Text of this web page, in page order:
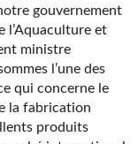
gouvernement
l’Aquaculture et
ministre
l’une des
qui concerne le
la fabrication
produits